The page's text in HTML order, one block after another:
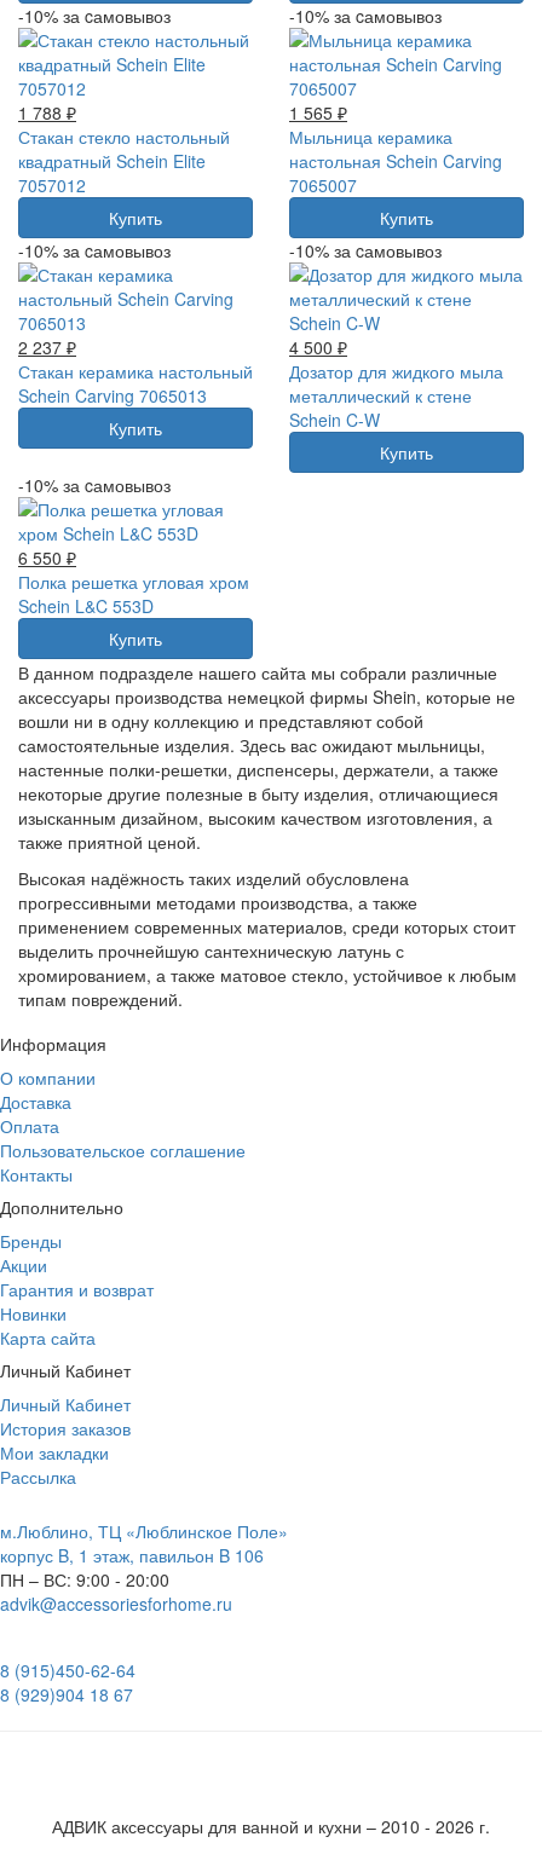
-10% за cамовывоз
1 788 ₽
Стакан стекло настольный
квадратный Schein Elite
7057012
Купить
-10% за cамовывоз
1 565 ₽
Мыльница керамика
настольная Schein Carving
7065007
Купить
-10% за cамовывоз
2 237 ₽
Стакан керамика настольный
Schein Carving 7065013
Купить
-10% за cамовывоз
4 500 ₽
Дозатор для жидкого мыла
металлический к стене
Schein C-W
Купить
-10% за cамовывоз
6 550 ₽
Полка решетка угловая хром
Schein L&C 553D
Купить
В данном подразделе нашего сайта мы собрали различные
аксессуары производства немецкой фирмы Shein, которые не
вошли ни в одну коллекцию и представляют собой
самостоятельные изделия. Здесь вас ожидают мыльницы,
настенные полки-решетки, диспенсеры, держатели, а также
некоторые другие полезные в быту изделия, отличающиеся
изысканным дизайном, высоким качеством изготовления, а
также приятной ценой.
Высокая надёжность таких изделий обусловлена
прогрессивными методами производства, а также
применением современных материалов, среди которых стоит
выделить прочнейшую сантехническую латунь с
хромированием, а также матовое стекло, устойчивое к любым
типам повреждений.
Информация
О компании
Доставка
Оплата
Пользовательское соглашение
Контакты
Дополнительно
Бренды
Акции
Гарантия и возврат
Новинки
Карта сайта
Личный Кабинет
Личный Кабинет
История заказов
Мои закладки
Рассылка
м.Люблино, ТЦ «Люблинское Поле»
корпус B, 1 этаж, павильон B 106
ПН – ВС: 9:00 - 20:00
advik@accessoriesforhome.ru
8 (915)450-62-64
8 (929)904 18 67
АДВИК аксессуары для ванной и кухни – 2010 - 2026 г.